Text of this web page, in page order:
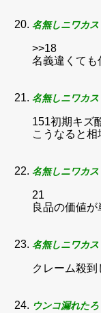
名無しニワカス
>>18
名義違くても
名無しニワカス
151初期キズ
こうなると
名無しニワカス
21
良品の価値
名無しニワカス
クレーム殺
ウンコ漏れたろ